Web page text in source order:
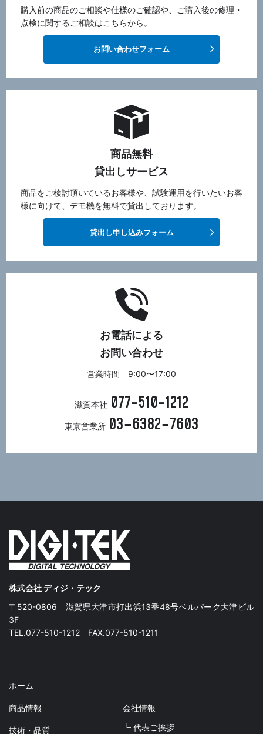
購入前の商品のご相談や仕様のご確認や、ご購入後の修理・
点検に関するご相談はこちらから。
お問い合わせフォーム
商品無料
貸出しサービス
商品をご検討頂いているお客様や、試験運用を行いたいお客
様に向けて、デモ機を無料で貸出しております。
貸出し申し込みフォーム
お電話による
お問い合わせ
営業時間 9:00〜17:00
滋賀本社 077-510-1212
東京営業所 03−6382−7603
株式会社 ディジ・テック
〒520-0806 滋賀県大津市打出浜13番48号ベルパーク大津ビル
3F
TEL.077-510-1212 FAX.077-510-1211
ホーム
商品情報
技術・品質
会社情報
┗ 代表ご挨拶